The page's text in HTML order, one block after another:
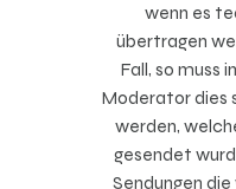
wenn es
übertragen
Fall, so muss
Moderator dies
werden,
gesendet
Sendungen